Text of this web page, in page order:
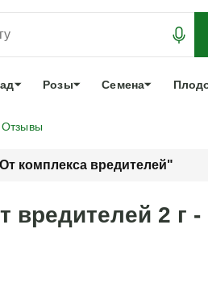
ЛУЧШЕЕ
Розы Семена
Отзывы
комплекса вредителей"
вредителей 2 г